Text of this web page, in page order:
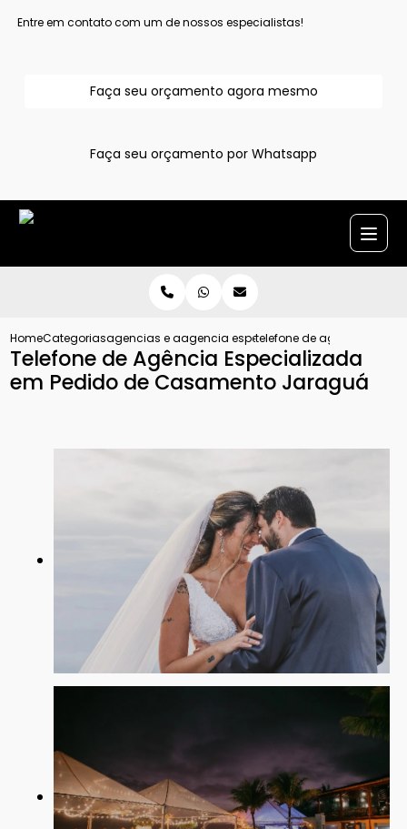
Entre em contato com um de nossos especialistas!
Faça seu orçamento agora mesmo
Faça seu orçamento por Whatsapp
HomeCategoriasagencias e assessoria para pedido de casamento
agencia especializada em pedido de
telefone de agencia
Telefone de Agência Especializada
em Pedido de Casamento Jaraguá